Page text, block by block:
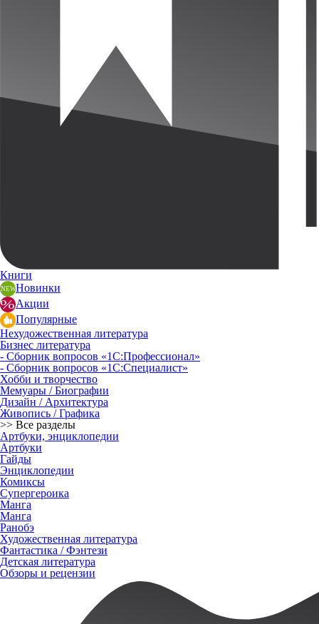
Книги
Новинки
Акции
Популярные
Нехудожественная литература
Бизнес литература
- Сборник вопросов «1С:Профессионал»
- Сборник вопросов «1С:Специалист»
Хобби и творчество
Мемуары / Биографии
Дизайн / Архитектура
Живопись / Графика
>> Все разделы
Артбуки, энциклопедии
Артбуки
Гайды
Энциклопедии
Комиксы
Супергероика
Манга
Манга
Ранобэ
Художественная литература
Фантастика / Фэнтези
Детская литература
Обзоры и рецензии